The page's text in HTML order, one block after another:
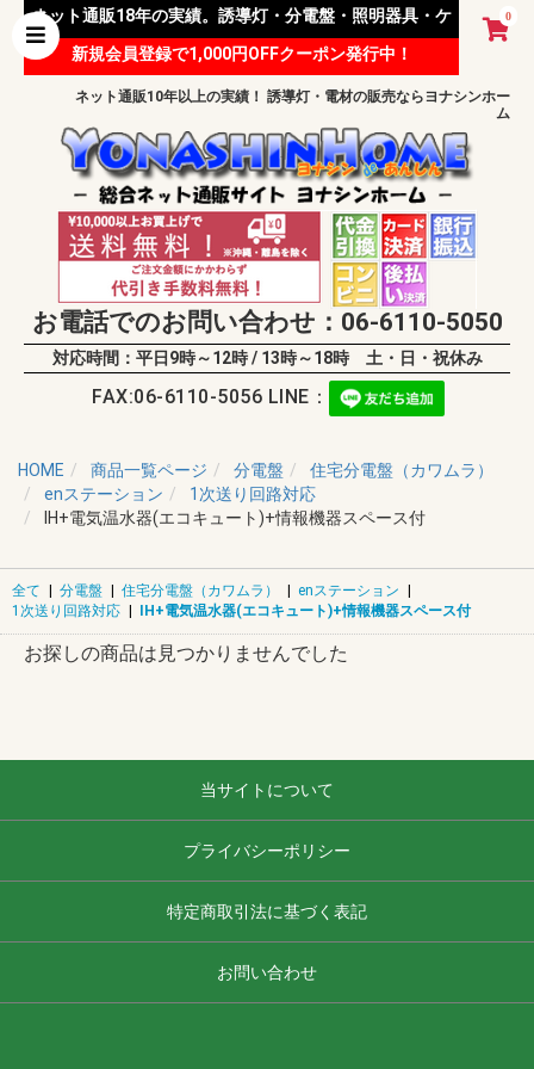
0
ネット通販18年の実績。誘導灯・分電盤・照明器具・ケ
ーブル等 様々な資材を取り扱っています。
新規会員登録で1,000円OFFクーポン発行中！
ネット通販10年以上の実績！ 誘導灯・電材の販売ならヨナシンホー
ム
お電話でのお問い合わせ：06-6110-5050
対応時間：平日9時～12時 / 13時～18時 土・日・祝休み
FAX:06-6110-5056 LINE：
HOME 商品一覧ページ 分電盤
住宅分電盤（カワムラ）
enステーション
1次送り回路対応
IH+電気温水器(エコキュート)+情報機器スペース付
全て | 分電盤 | 住宅分電盤（カワムラ） | enステーション |
1次送り回路対応 | IH+電気温水器(エコキュート)+情報機器スペース付
お探しの商品は見つかりませんでした
当サイトについて
プライバシーポリシー
特定商取引法に基づく表記
お問い合わせ